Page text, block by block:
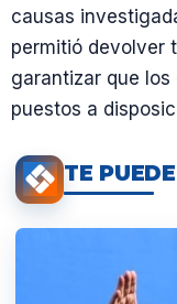
causas
permitió devolver
garantizar que
puestos a
TE